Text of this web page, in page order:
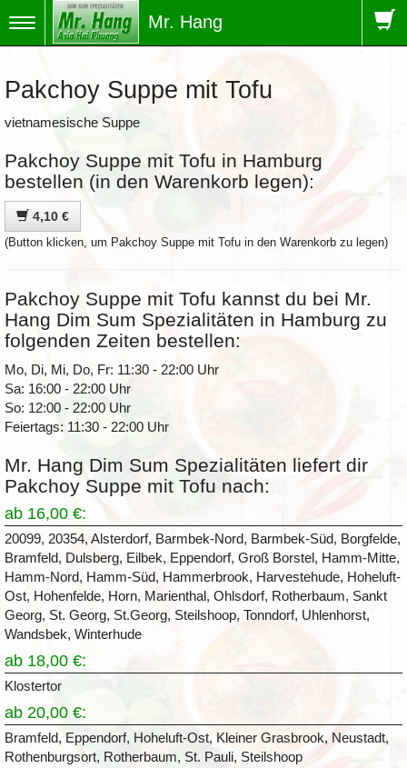
Toggle
navigation
Mr. Hang
Pakchoy Suppe mit Tofu
vietnamesische Suppe
Pakchoy Suppe mit Tofu in Hamburg
bestellen (in den Warenkorb legen):
4,10 €
(Button klicken, um Pakchoy Suppe mit Tofu in den Warenkorb zu legen)
Pakchoy Suppe mit Tofu kannst du bei Mr.
Hang Dim Sum Spezialitäten in Hamburg zu
folgenden Zeiten bestellen:
Mo, Di, Mi, Do, Fr: 11:30 - 22:00 Uhr
Sa: 16:00 - 22:00 Uhr
So: 12:00 - 22:00 Uhr
Feiertags: 11:30 - 22:00 Uhr
Mr. Hang Dim Sum Spezialitäten liefert dir
Pakchoy Suppe mit Tofu nach:
ab 16,00 €:
20099, 20354, Alsterdorf, Barmbek-Nord, Barmbek-Süd, Borgfelde,
Bramfeld, Dulsberg, Eilbek, Eppendorf, Groß Borstel, Hamm-Mitte,
Hamm-Nord, Hamm-Süd, Hammerbrook, Harvestehude, Hoheluft-
Ost, Hohenfelde, Horn, Marienthal, Ohlsdorf, Rotherbaum, Sankt
Georg, St. Georg, St.Georg, Steilshoop, Tonndorf, Uhlenhorst,
Wandsbek, Winterhude
ab 18,00 €:
Klostertor
ab 20,00 €:
Bramfeld, Eppendorf, Hoheluft-Ost, Kleiner Grasbrook, Neustadt,
Rothenburgsort, Rotherbaum, St. Pauli, Steilshoop